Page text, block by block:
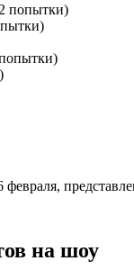
попытки)
на шоу